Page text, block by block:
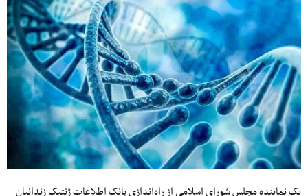
یک نماینده مجلس شورای اسلامی از راه‌اندازی بانک اطلاعات ژنتیک زندانیان